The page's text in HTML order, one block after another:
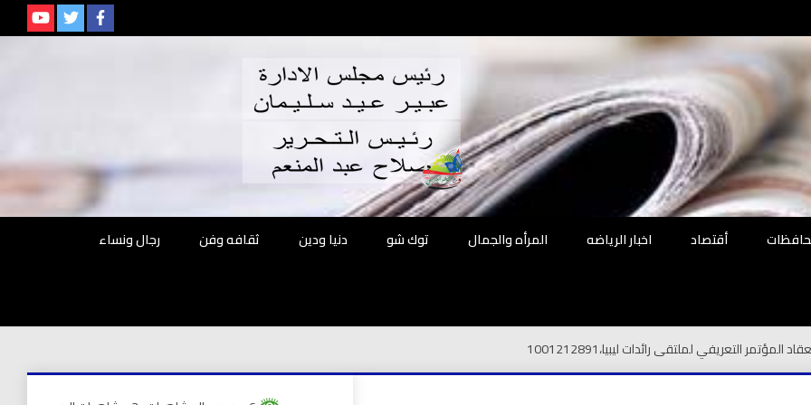
الحلم
أقتصاد اخبار الرياضه المرأه والجمال توك شو دنيا ودين ثقافه وفن رجال ونساء
1001212891